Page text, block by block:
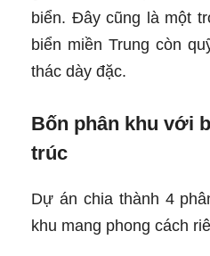
biển. Đây cũng là một
biển miền Trung còn
thác dày đặc.
Bốn phân khu với
trúc
Dự án chia thành 4
khu mang phong cách